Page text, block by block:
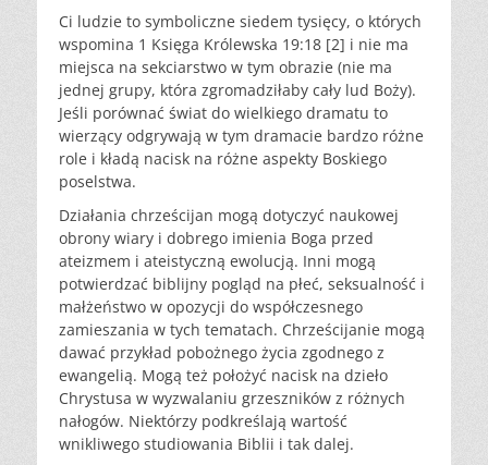
Ci ludzie to symboliczne siedem tysięcy, o których
wspomina 1 Księga Królewska 19:18 [2] i nie ma
miejsca na sekciarstwo w tym obrazie (nie ma
jednej grupy, która zgromadziłaby cały lud Boży).
Jeśli porównać świat do wielkiego dramatu to
wierzący odgrywają w tym dramacie bardzo różne
role i kładą nacisk na różne aspekty Boskiego
poselstwa.
Działania chrześcijan mogą dotyczyć naukowej
obrony wiary i dobrego imienia Boga przed
ateizmem i ateistyczną ewolucją. Inni mogą
potwierdzać biblijny pogląd na płeć, seksualność i
małżeństwo w opozycji do współczesnego
zamieszania w tych tematach. Chrześcijanie mogą
dawać przykład pobożnego życia zgodnego z
ewangelią. Mogą też położyć nacisk na dzieło
Chrystusa w wyzwalaniu grzeszników z różnych
nałogów. Niektórzy podkreślają wartość
wnikliwego studiowania Biblii i tak dalej.